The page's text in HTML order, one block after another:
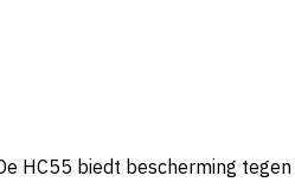
HC55 biedt bescherming